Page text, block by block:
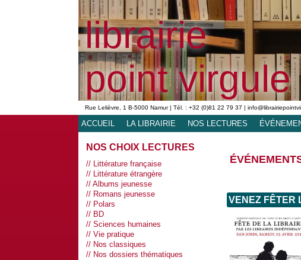
librairie
point virgule
Rue Lelièvre, 1 B-5000 Namur | Tél. : +32 (0)81 22 79 37 |
ACCUEIL LA LIBRAIRIE NOS LECTURES
NOS CHOIX LECTURES
Littérature française
Littérature étrangère
Albums jeunesse
Romans jeunesse
Polars
BD
Sciences humaines
Vie pratique
Nos classiques
Nos dossiers thématiques
VENEZ FÊTER